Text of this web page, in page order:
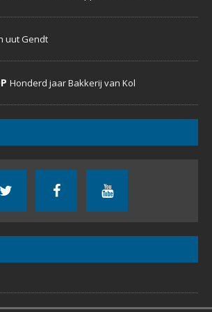
uut Gendt
Honderd jaar Bakkerij van Kol